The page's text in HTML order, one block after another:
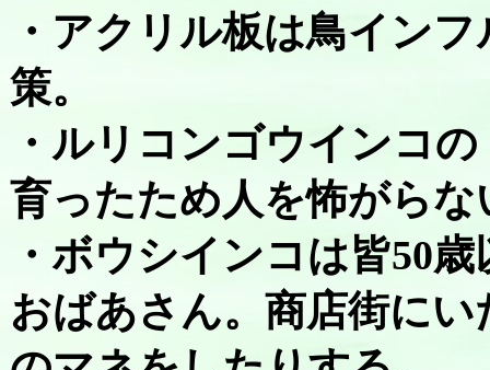
・アクリル板は鳥イン
策。
・ルリコンゴウインコ
育ったため人を怖がらな
・ボウシインコは皆50
おばあさん。商店街に